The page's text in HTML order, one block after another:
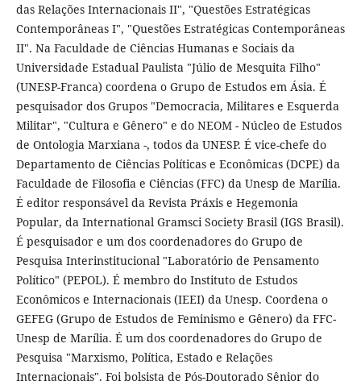
das Relações Internacionais II", "Questões Estratégicas
Contemporâneas I", "Questões Estratégicas Contemporâneas
II". Na Faculdade de Ciências Humanas e Sociais da
Universidade Estadual Paulista "Júlio de Mesquita Filho"
(UNESP-Franca) coordena o Grupo de Estudos em Ásia. É
pesquisador dos Grupos "Democracia, Militares e Esquerda
Militar", "Cultura e Gênero" e do NEOM - Núcleo de Estudos
de Ontologia Marxiana -, todos da UNESP. É vice-chefe do
Departamento de Ciências Políticas e Econômicas (DCPE) da
Faculdade de Filosofia e Ciências (FFC) da Unesp de Marília.
É editor responsável da Revista Práxis e Hegemonia
Popular, da International Gramsci Society Brasil (IGS Brasil).
É pesquisador e um dos coordenadores do Grupo de
Pesquisa Interinstitucional "Laboratório de Pensamento
Político" (PEPOL). É membro do Instituto de Estudos
Econômicos e Internacionais (IEEI) da Unesp. Coordena o
GEFEG (Grupo de Estudos de Feminismo e Gênero) da FFC-
Unesp de Marília. É um dos coordenadores do Grupo de
Pesquisa "Marxismo, Política, Estado e Relações
Internacionais". Foi bolsista de Pós-Doutorado Sênior do